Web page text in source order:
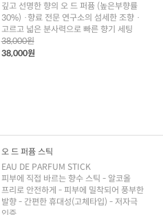
깊고 선명한 향의 오 드 퍼퓸 (높은부향률
30%) ·향료 전문 연구소의 섬세한 조향 ·
고르고 넓은 분사력으로 빠른 향기 세팅
38,000원
38,000원
오 드 퍼퓸 스틱
EAU DE PARFUM STICK
피부에 직접 바르는 향수 스틱 - 알코올
프리로 안전하게 - 피부에 밀착되어 풍부한
발향 - 간편한 휴대성(고체타입) - 저자극